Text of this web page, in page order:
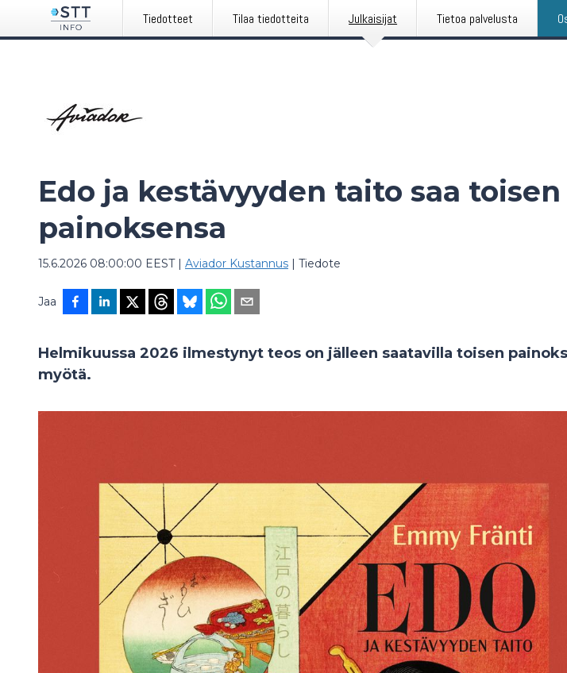
Tiedotteet Tilaa tiedotteita Julkaisijat Tietoa palvelusta
Edo ja kestävyyden taito saa toisen
painoksensa
15.6.2026 08:00:00 EEST| Aviador Kustannus | Tiedote
Jaa
Helmikuussa 2026 ilmestynyt teos on jälleen saatavilla toisen
myötä.